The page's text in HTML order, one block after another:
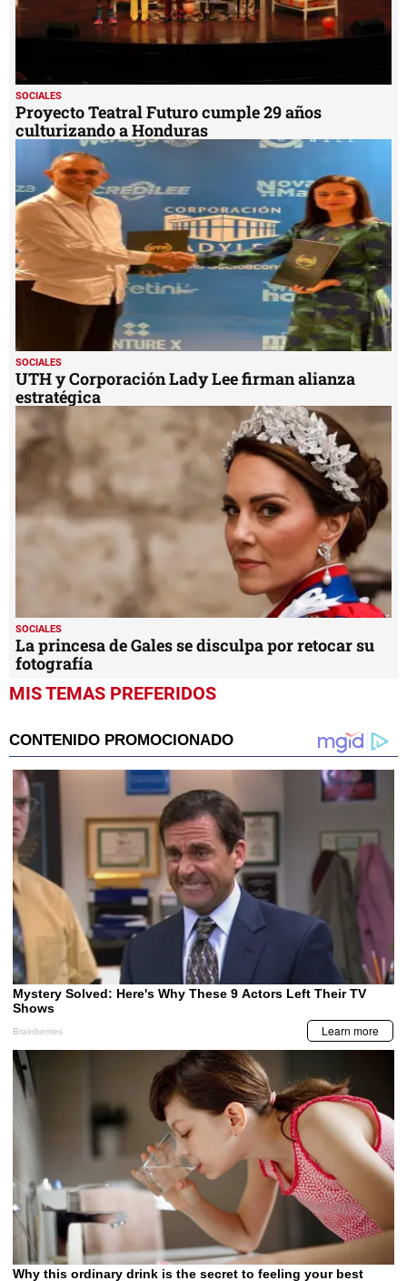
SOCIALES
Proyecto Teatral Futuro cumple 29 años
culturizando a Honduras
SOCIALES
UTH y Corporación Lady Lee firman alianza
estratégica
SOCIALES
La princesa de Gales se disculpa por retocar su
fotografía
MIS TEMAS PREFERIDOS